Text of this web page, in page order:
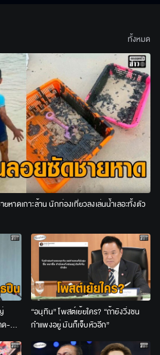
หาดเกาะล้าน นักท่องเที่ยวลงเล่นน้ำเลอะทั้งตัว
ด-
“อนุทิน” โพสต์เย้ยใคร? “ถ้ายังวิ่งชน
กำแพงอยู่ มันก็เจ็บหัวอีก”
ทั้งหมด